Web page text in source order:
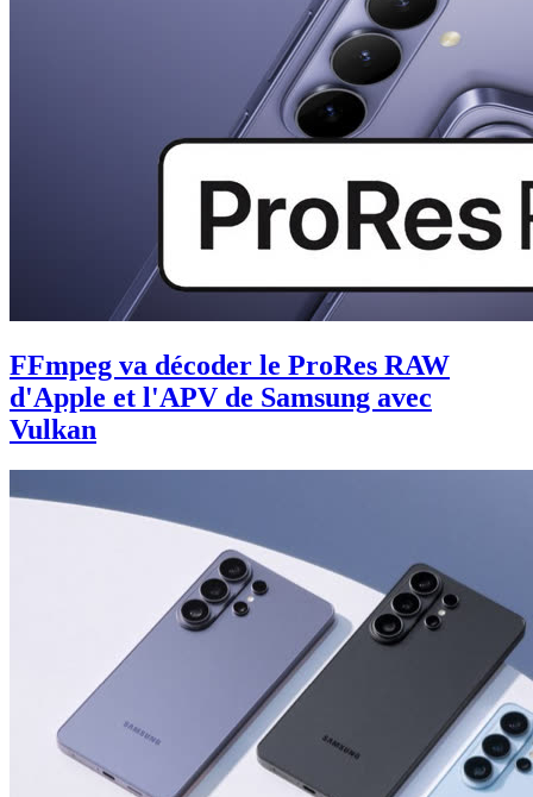
FFmpeg va décoder le ProRes RAW
d'Apple et l'APV de Samsung avec
Vulkan